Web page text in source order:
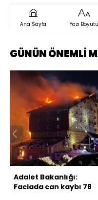
Ana Sayfa Yazı Boyutu
GÜNÜN ÖNEMLİ
Adalet Bakanlığı:
Faciada can kaybı 78